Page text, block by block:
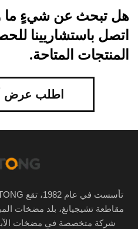
هل تبحث عن شيءٍ ما
اتصل باستشاريينا
المنتجات المتاحة.
اطلب عرض
مقاطعة تشيجيانغ، بلد مضخات
شركة متخصصة في مضخات